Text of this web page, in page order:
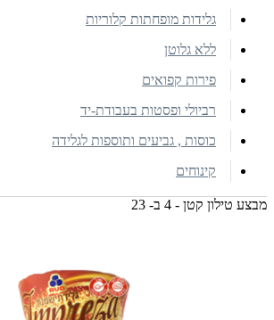
גלידות מופחתות קלוריות
ללא גלוטן
פירות קפואים
רביולי ופסטות בעבודת-יד
כוסות , גביעים ותוספות לגלידה
קינוחים
מבצע טילון קטן - 4 ב- 23